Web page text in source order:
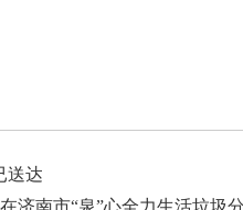
送达
南市“泉”心全力生活垃圾